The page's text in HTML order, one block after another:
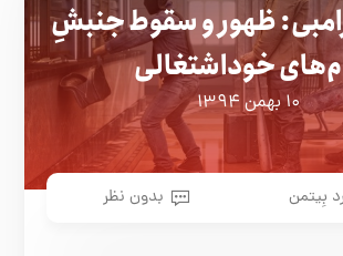
زامبی: ظهور و سقوط جنبشِ
خوداشتغالی
۱۰ بهمن ۱۳۹۴
بِیتمن بدون نظر